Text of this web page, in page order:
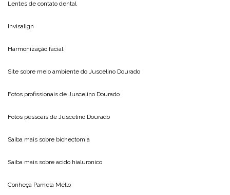
Lentes de contato dental
Invisalign
Harmonização facial
Site sobre meio ambiente do Juscelino Dourado
Fotos profissionais de Juscelino Dourado
Fotos pessoais de Juscelino Dourado
Saiba mais sobre bichectomia
Saiba mais sobre acido hialuronico
Conheça Pamela Mello